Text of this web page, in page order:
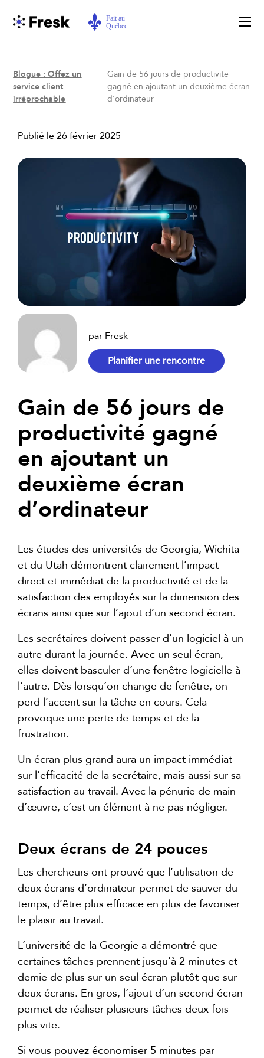
Blogue : Offez un
service client
irréprochable
Gain de 56 jours de productivité
gagné en ajoutant un deuxième écran
d’ordinateur
Publié le26 février 2025
par Fresk
Planifier une rencontre
Gain de 56 jours de
productivité gagné
en ajoutant un
deuxième écran
d’ordinateur
Les études des universités de Georgia, Wichita
et du Utah démontrent clairement l’impact
direct et immédiat de la productivité et de la
satisfaction des employés sur la dimension des
écrans ainsi que sur l’ajout d’un second écran.
Les secrétaires doivent passer d’un logiciel à un
autre durant la journée. Avec un seul écran,
elles doivent basculer d’une fenêtre logicielle à
l’autre. Dès lorsqu’on change de fenêtre, on
perd l’accent sur la tâche en cours. Cela
provoque une perte de temps et de la
frustration.
Un écran plus grand aura un impact immédiat
sur l’efficacité de la secrétaire, mais aussi sur sa
satisfaction au travail. Avec la pénurie de main-
d’œuvre, c’est un élément à ne pas négliger.
Deux écrans de 24 pouces
Les chercheurs ont prouvé que l’utilisation de
deux écrans d’ordinateur permet de sauver du
temps, d’être plus efficace en plus de favoriser
le plaisir au travail.
L’université de la Georgie a démontré que
certaines tâches prennent jusqu’à 2 minutes et
demie de plus sur un seul écran plutôt que sur
deux écrans. En gros, l’ajout d’un second écran
permet de réaliser plusieurs tâches deux fois
plus vite.
Si vous pouvez économiser 5 minutes par